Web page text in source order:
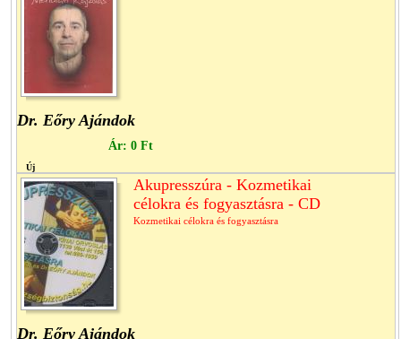
Dr. Eőry Ajándok
Ár: 0 Ft
Új
Akupresszúra - Kozmetikai
célokra és fogyasztásra - CD
Kozmetikai célokra és fogyasztásra
Dr. Eőry Ajándok